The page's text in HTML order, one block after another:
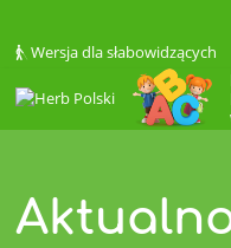
Wersja dla słabowidzących